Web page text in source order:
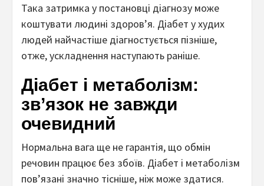
Така затримка у постановці діагнозу може
коштувати людині здоров’я. Діабет у худих
людей найчастіше діагностується пізніше,
отже, ускладнення наступають раніше.
Діабет і метаболізм:
зв’язок не завжди
очевидний
Нормальна вага ще не гарантія, що обмін
речовин працює без збоїв. Діабет і метаболізм
пов’язані значно тісніше, ніж може здатися.